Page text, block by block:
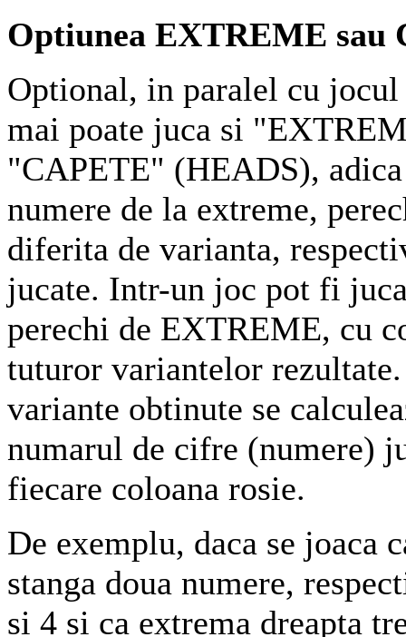
Optiunea EXTREME sau
Optional, in paralel cu
mai poate juca si
"CAPETE" (HEADS), adica
numere de la extreme,
diferita de varianta,
jucate. Intr-un joc pot fi
perechi de EXTREME, cu
tuturor variantelor
variante obtinute se
numarul de cifre (numere)
fiecare coloana rosie.
De exemplu, daca se joaca
stanga doua numere,
si 4 si ca extrema dreapta